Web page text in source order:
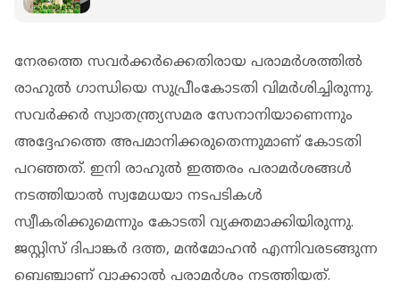
നേരത്തെ സവർക്കർക്കെതിരായ പരാമർശത്തിൽ
രാഹുൽ ഗാന്ധിയെ സുപ്രീംകോടതി വിമർശിച്ചിരുന്നു.
സവർക്കർ സ്വാതന്ത്ര്യസമര സേനാനിയാണെന്നും
അദ്ദേഹത്തെ അപമാനിക്കരുതെന്നുമാണ് കോടതി
പറഞ്ഞത്. ഇനി രാഹുൽ ഇത്തരം പരാമർശങ്ങൾ
നടത്തിയാൽ സ്വമേധയാ നടപടികൾ
സ്വീകരിക്കുമെന്നും കോടതി വ്യക്തമാക്കിയിരുന്നു.
ജസ്റ്റിസ് ദിപാങ്കർ ദത്ത, മൻമോഹൻ എന്നിവരടങ്ങുന്ന
ബെഞ്ചാണ് വാക്കാൽ പരാമർശം നടത്തിയത്.